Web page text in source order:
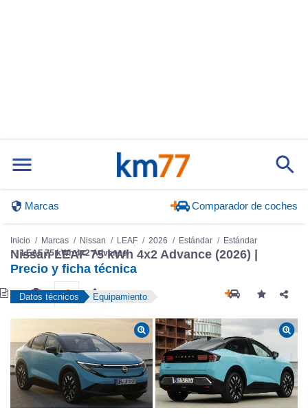
Marcas Comparador de coches
Inicio Marcas Nissan LEAF 2026 Estándar
Estándar
LEAF 75 kWh 4x2 Advance
Nissan LEAF 75 kWh 4x2 Advance (2026) |
Precio y ficha técnica
Datos técnicos Equipamiento